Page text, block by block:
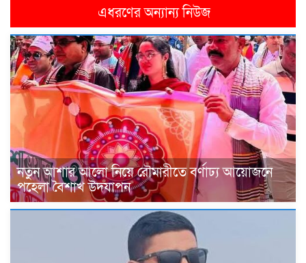
এধরণের অন্যান্য নিউজ
নতুন আশার আলো নিয়ে রৌমারীতে বর্ণাঢ্য আয়োজনে
পহেলা বৈশাখ উদযাপন